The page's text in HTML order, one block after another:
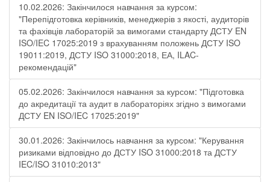
10.02.2026: Закінчилося навчання за курсом:
"Перепідготовка керівників, менеджерів з якості, аудиторів
та фахівців лабораторій за вимогами стандарту ДСТУ EN
ISO/IEC 17025:2019 з врахуванням положень ДСТУ ISO
19011:2019, ДСТУ ISO 31000:2018, ЕА, ILAC-
рекомендацій"
05.02.2026: Закінчилося навчання за курсом: "Підготовка
до акредитації та аудит в лабораторіях згідно з вимогами
ДСТУ EN ISO/IEC 17025:2019"
30.01.2026: Закінчилось навчання за курсом: "Керування
ризиками відповідно до ДСТУ ISO 31000:2018 та ДСТУ
IEC/ISO 31010:2013"